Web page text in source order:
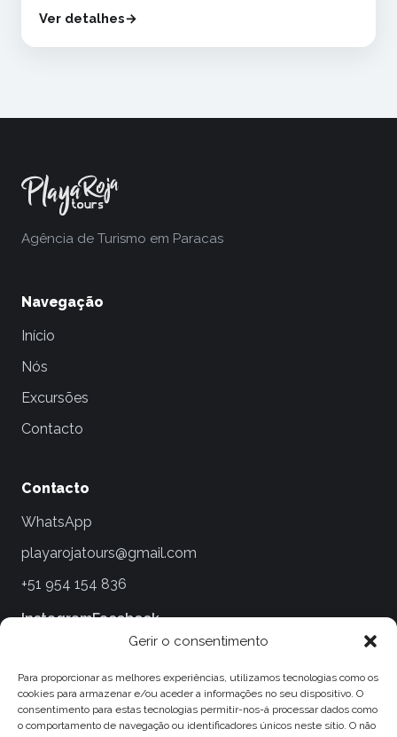
Gerir o consentimento
Para proporcionar as melhores experiências, utilizamos tecnologias como os
cookies para armazenar e/ou aceder a informações no seu dispositivo. O
consentimento para estas tecnologias permitir-nos-á processar dados como
o comportamento de navegação ou identificadores únicos neste sítio. O não
Ver detalhes
Agência de Turismo em Paracas
Navegação
Início
Nós
Excursões
Contacto
Contacto
WhatsApp
playarojatours@gmail.com
+51 954 154 836
InstagramFacebook
Termos e condições